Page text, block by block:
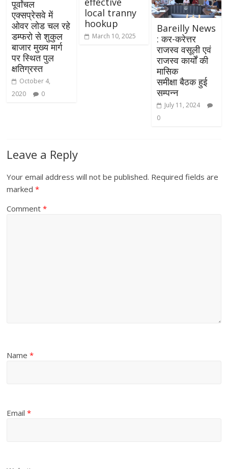
पूर्वांचल
एक्सप्रेसवे में
ओवर लोड चल रहे
डम्फरो से शुकुल
बाजार मुख्य मार्ग
पर स्थित पुल
क्षतिग्रस्त
October 4,
2020
0
local tranny
hookup
March 10, 2025
Bareilly News
: कर-करेत्तर
राजस्व वसूली एवं
राजस्व कार्यों की
मासिक
समीक्षा बैठक हुई
सम्पन्न
July 11, 2024
0
Leave a Reply
Your email address will not be published. Required fields are
marked*
Comment*
Name*
Email*